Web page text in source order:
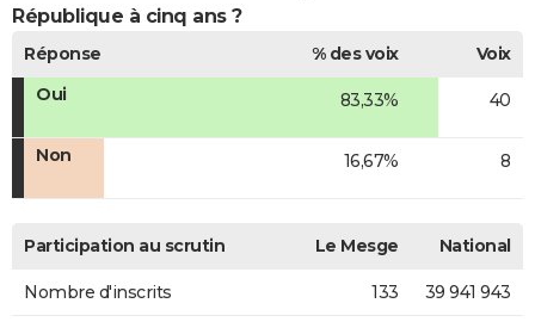
République à cinq ans ?
Réponse % des voix
Voix
Oui
83,33% 40
Non 16,67% 8
Participation au scrutin Le Mesge National
Nombre d'inscrits 133 39 941 943